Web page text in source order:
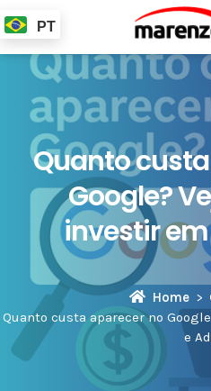
PT
Quanto
Google?
investir em
Home
Quanto custa aparecer no
e